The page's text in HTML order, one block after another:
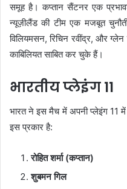
समूह है। कप्तान सैंटनर एक
न्यूज़ीलैंड की टीम एक मजबूत
विलियमसन, रिचिन रवींद्र, और
काबिलियत साबित कर चुके हैं।
भारतीय प्लेइंग 11
भारत ने इस मैच में अपनी प्लेइंग 11 में
इस प्रकार है:
रोहित शर्मा (कप्तान)
शुबमन गिल